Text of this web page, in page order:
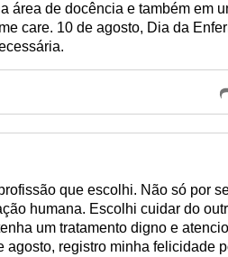
área de docência e também em
care. 10 de agosto, Dia da
que escolhi. Não só por
humana. Escolhi cuidar do
um tratamento digno e
agosto, registro minha felicidade